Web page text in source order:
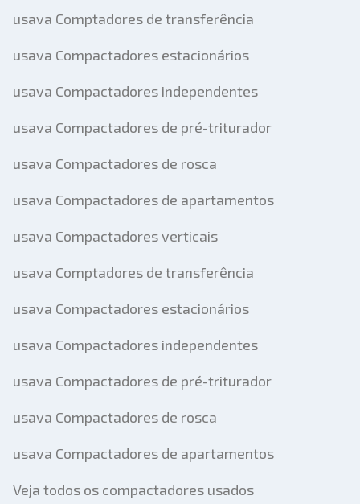
usava Comptadores de transferência
usava Compactadores estacionários
usava Compactadores independentes
usava Compactadores de pré-triturador
usava Compactadores de rosca
usava Compactadores de apartamentos
usava Compactadores verticais
usava Comptadores de transferência
usava Compactadores estacionários
usava Compactadores independentes
usava Compactadores de pré-triturador
usava Compactadores de rosca
usava Compactadores de apartamentos
Veja todos os compactadores usados